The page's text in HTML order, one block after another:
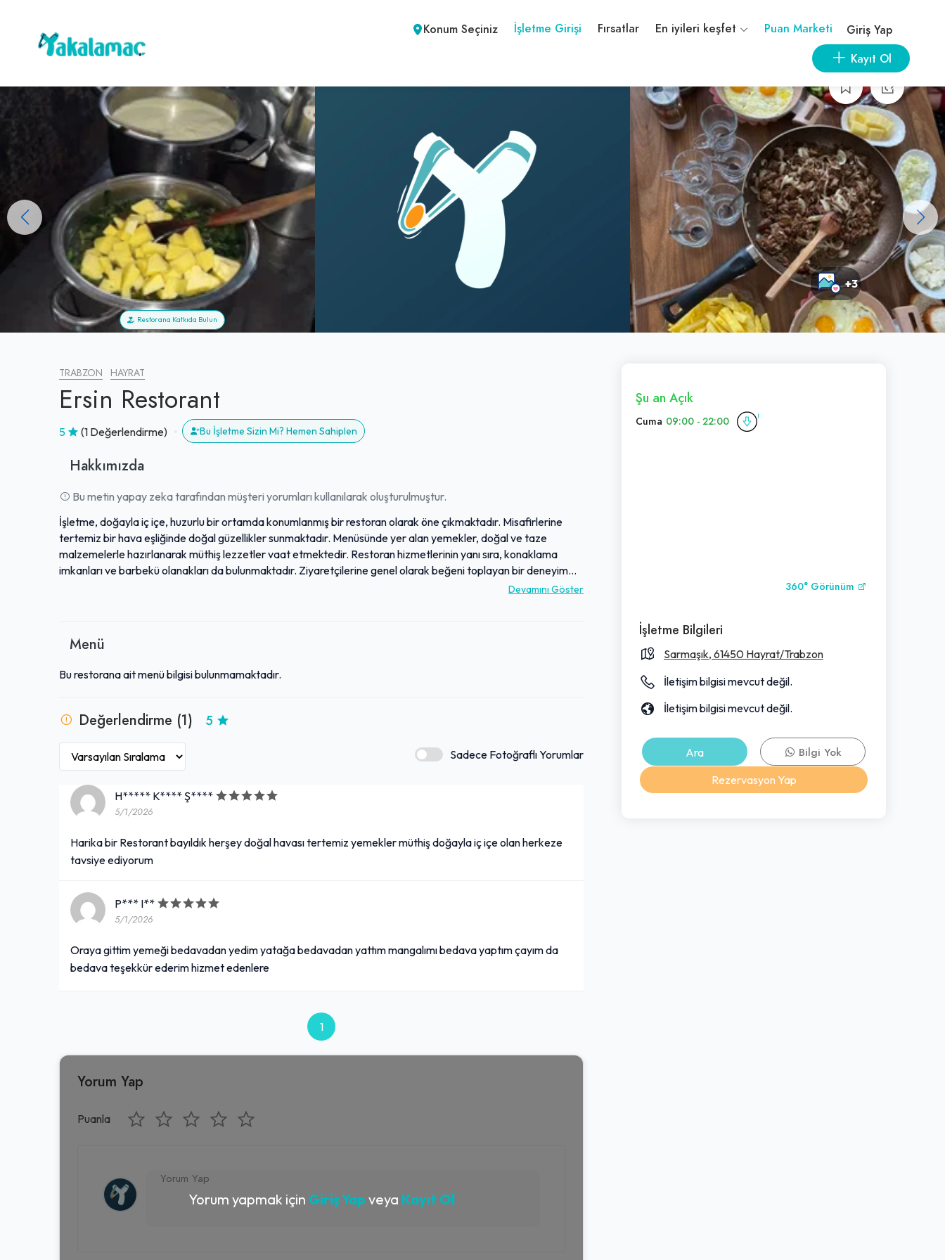
Konum Seçiniz İşletme Girişi Fırsatlar En iyileri keşfet Puan Marketi
Giriş Yap
Kayıt Ol
+3
Restorana Katkıda Bulun
TRABZON HAYRAT
Ersin Restorant
5 (1 Değerlendirme) Bu İşletme Sizin Mi? Hemen Sahiplen
Hakkımızda
Bu metin yapay zeka tarafından müşteri yorumları kullanılarak oluşturulmuştur.
İşletme, doğayla iç içe, huzurlu bir ortamda konumlanmış bir restoran olarak öne çıkmaktadır. Misafirlerine
tertemiz bir hava eşliğinde doğal güzellikler sunmaktadır. Menüsünde yer alan yemekler, doğal ve taze
malzemelerle hazırlanarak müthiş lezzetler vaat etmektedir. Restoran hizmetlerinin yanı sıra, konaklama
imkanları ve barbekü olanakları da bulunmaktadır. Ziyaretçilerine genel olarak beğeni toplayan bir deneyim
Devamını Göster
Menü
Bu restorana ait menü bilgisi bulunmamaktadır.
Değerlendirme (1) 5
Sadece Fotoğraflı Yorumlar
H***** K**** Ş****
5/1/2026
Harika bir Restorant bayıldık herşey doğal havası tertemiz yemekler müthiş doğayla iç içe olan herkeze
tavsiye ediyorum
P*** I**
5/1/2026
Oraya gittim yemeği bedavadan yedim yatağa bedavadan yattım mangalımı bedava yaptım çayım da
bedava teşekkür ederim hizmet edenlere
1
Yorum Yap
Puanla
Yorum yapmak için Giriş Yap veya Kayıt Ol
Şu an Açık
Cuma 09:00 - 22:00
360° Görünüm
İşletme Bilgileri
Sarmaşık, 61450 Hayrat/Trabzon
İletişim bilgisi mevcut değil.
İletişim bilgisi mevcut değil.
Ara
Bilgi Yok
Rezervasyon Yap